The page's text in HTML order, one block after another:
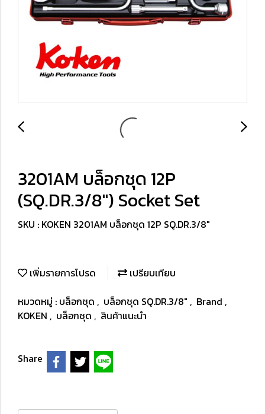
3201AM บล็อกชุด 12P
(SQ.DR.3/8") Socket Set
SKU : KOKEN 3201AM บล็อกชุด 12P SQ.DR.3/8"
เพิ่มรายการโปรด
เปรียบเทียบ
หมวดหมู่ : บล็อกชุด , บล็อกชุด SQ.DR.3/8" , Brand ,
KOKEN , บล็อกชุด , สินค้าแนะนำ
Share